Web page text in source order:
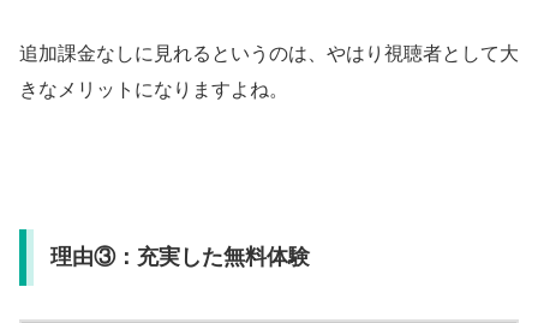
追加課金なしに見れるというのは、やはり視聴者として大
きなメリットになりますよね。
理由③：充実した無料体験